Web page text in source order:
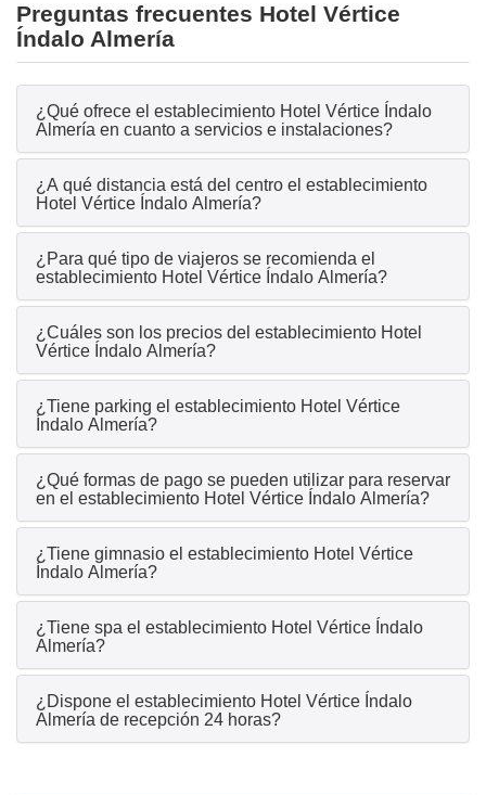
Preguntas frecuentes Hotel Vértice
Índalo Almería
¿Qué ofrece el establecimiento Hotel Vértice Índalo
Almería en cuanto a servicios e instalaciones?
¿A qué distancia está del centro el establecimiento
Hotel Vértice Índalo Almería?
¿Para qué tipo de viajeros se recomienda el
establecimiento Hotel Vértice Índalo Almería?
¿Cuáles son los precios del establecimiento Hotel
Vértice Índalo Almería?
¿Tiene parking el establecimiento Hotel Vértice
Índalo Almería?
¿Qué formas de pago se pueden utilizar para reservar
en el establecimiento Hotel Vértice Índalo Almería?
¿Tiene gimnasio el establecimiento Hotel Vértice
Índalo Almería?
¿Tiene spa el establecimiento Hotel Vértice Índalo
Almería?
¿Dispone el establecimiento Hotel Vértice Índalo
Almería de recepción 24 horas?